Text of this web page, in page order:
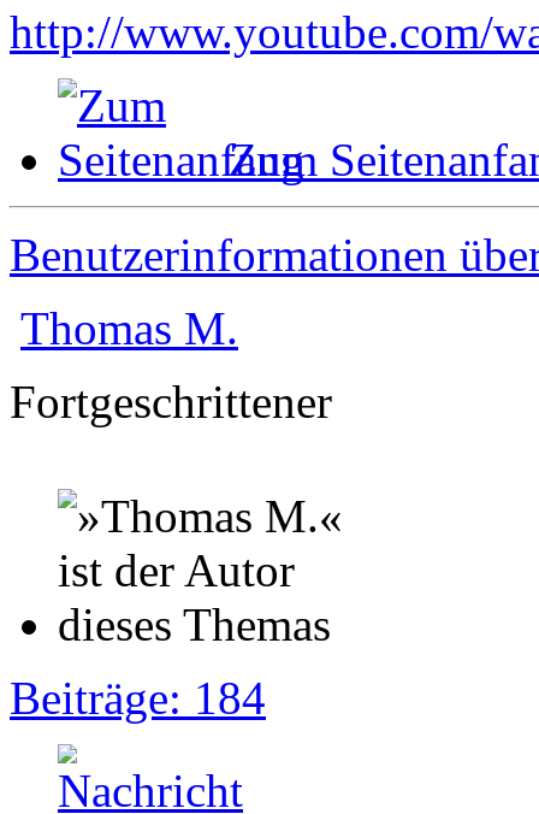
http://www.youtube.com/
Zum
Benutzerinformationen
Thomas M.
Fortgeschrittener
Beiträge: 184